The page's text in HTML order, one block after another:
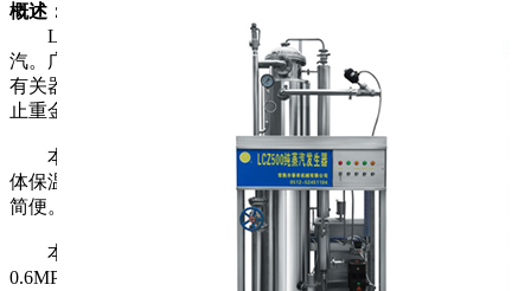
概述：
LCZ纯蒸汽发生器是用蒸汽加热，生产无热源高纯度蒸
汽。广泛应用于医疗卫生、制药行业、食品工业的灭菌消毒及
有关器具的消毒，使用该设备产生的纯蒸汽消毒，可有效地防
止重金属、热源等杂质对物体的再污染。
本机产汽工艺先进，设计新颖、结构紧凑、布局合理，壳
体保温效果好，热损失小，热效率高，占地面积小，操作安全
简便。
本机工作幅度可调性好，工况点多，由加热蒸汽0.3MPa-
0.6MPa(表压)对应，纯蒸汽产量相应提高，在同一加热蒸汽压